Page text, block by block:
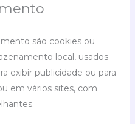
são cookies ou
local, usados
exibir publicidade ou para
em vários sites, com